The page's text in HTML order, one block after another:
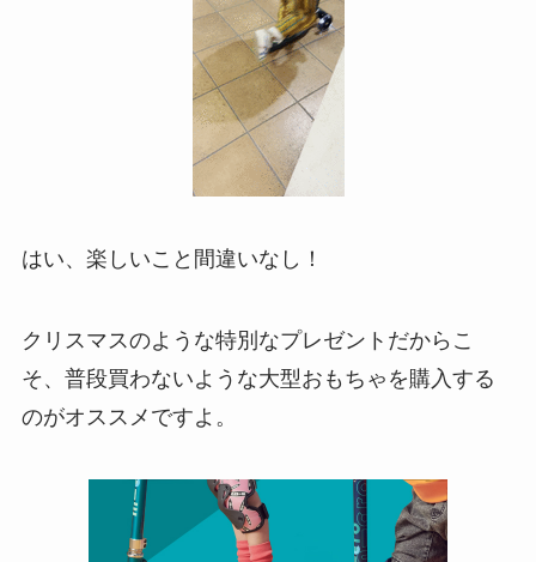
はい、楽しいこと間違いなし！
クリスマスのような特別なプレゼントだからこ
そ、普段買わないような大型おもちゃを購入する
のがオススメですよ。